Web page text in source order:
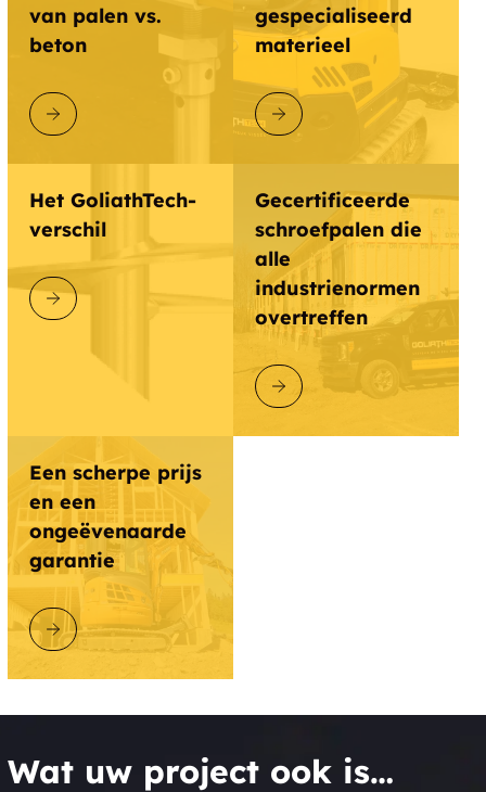
van palen vs.
beton
ONTDEK GOLIATHTECH
gespecialiseerd
materieel
ONTDEK GOLIATHTECH
Het GoliathTech-
verschil
ONTDEK GOLIATHTECH
Gecertificeerde
schroefpalen die
alle
industrienormen
overtreffen
ONTDEK GOLIATHTECH
Een scherpe prijs
en een
ongeëvenaarde
garantie
ONTDEK GOLIATHTECH
Wat uw project ook is…